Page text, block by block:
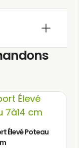
offre la
jardin,
vivre et
des
et les
des
Élevé Poteau